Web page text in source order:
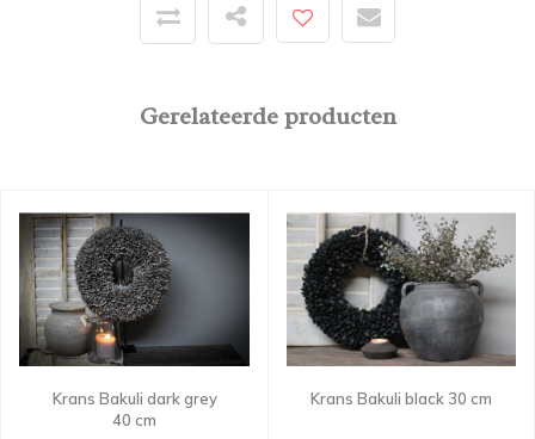
Gerelateerde producten
Krans Bakuli dark grey
40 cm
Krans Bakuli black 30 cm